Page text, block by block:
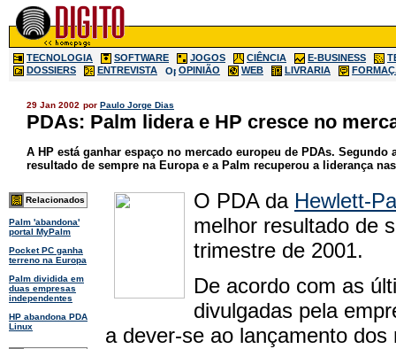
TECNOLOGIA SOFTWARE JOGOS CIÊNCIA E-BUSINESS
DOSSIERS
ENTREVISTA OPINIÃO WEB LIVRARIA
29 Jan 2002 por Paulo Jorge Dias
PDAs: Palm lidera e HP cresce no
A HP está ganhar espaço no mercado europeu de PDAs.
resultado de sempre na Europa e a Palm recuperou a liderança
Relacionados
Palm 'abandona'
portal MyPalm
Pocket PC ganha
terreno na Europa
Palm dividida em
duas empresas
independentes
HP abandona PDA
Linux
O PDA da Hewlett-
melhor resultado de
trimestre de 2001.
De acordo com as
divulgadas pela
a dever-se ao lançamento